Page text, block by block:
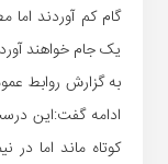
گام کم آوردند اما
یک جام خواهند
به گزارش روابط
ادامه گفت:این
کوتاه ماند اما